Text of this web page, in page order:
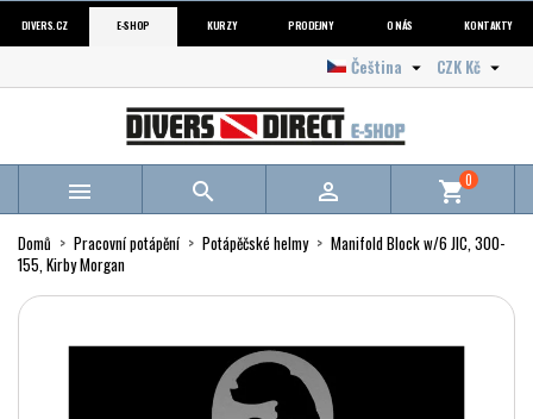
DIVERS.CZ E-SHOP KURZY PRODEJNY O NÁS KONTAKTY
CZK Kč 
Čeština 
   shopping_cart0
Domů Pracovní potápění Potápěčské helmy
Manifold Block w/6 JIC, 300-
155, Kirby Morgan